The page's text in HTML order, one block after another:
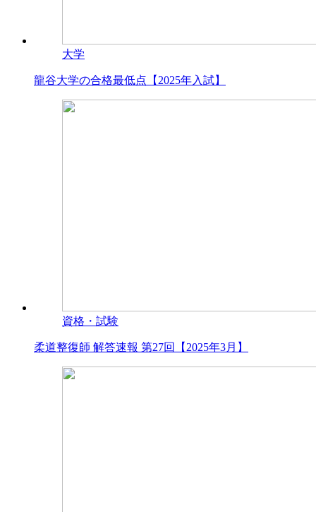
大学
龍谷大学の合格最低点【2025年入試】
資格・試験
柔道整復師 解答速報 第27回【2025年3月】